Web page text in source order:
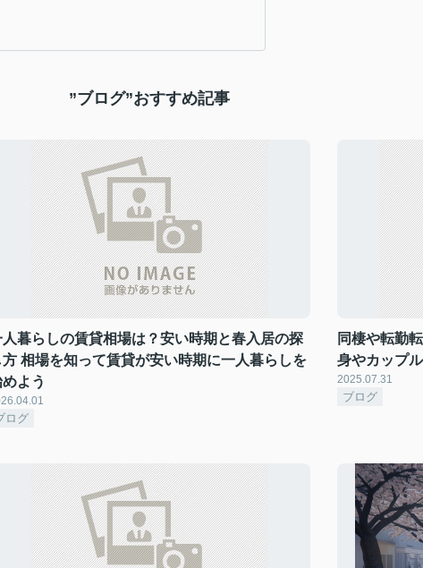
”ブログ”おすすめ記事
人暮らしの賃貸相場は？安い時期と春入居の探
方 相場を知って賃貸が安い時期に一人暮らしを
よう
ログ
同棲や転勤
身やカップ
2025.07.31
ブログ